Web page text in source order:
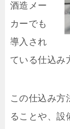
酒造メー
カーでも
導入され
ている仕込み
この仕込み方
ることや、設